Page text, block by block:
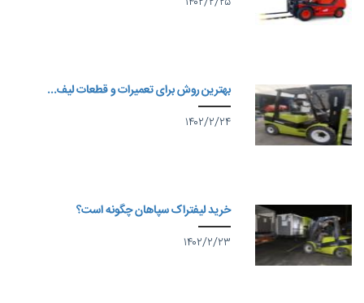
بهترین روش برای تعمیرات و قطعات لیف...
۱۴۰۲/۲/۲۴
خرید لیفتراک سپاهان چگونه است؟
۱۴۰۲/۲/۲۳